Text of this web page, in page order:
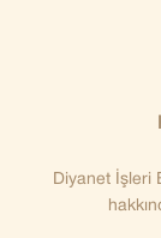
Diyanet İşleri